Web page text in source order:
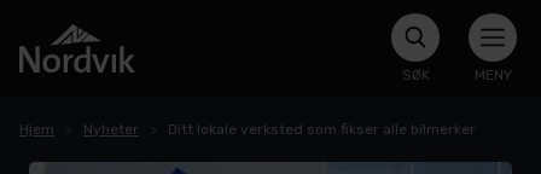
SØK MENY
Hjem Nyheter Ditt lokale verksted som fikser alle bilmerker